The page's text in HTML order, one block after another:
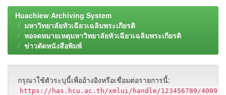
Huachiew Archiving System
มหาวิทยาลัยหัวเฉียวเฉลิมพระเกียรติ
หอจดหมายเหตุมหาวิทยาลัยหัวเฉียวเฉลิมพระเกียรติ
ข่าวตัดหนังสือพิมพ์
กรุณาใช้ตัวระบุนี้เพื่ออ้างอิงหรือเชื่อมต่อรายการนี้:
https://has.hcu.ac.th/xmlui/handle/123456789/4009